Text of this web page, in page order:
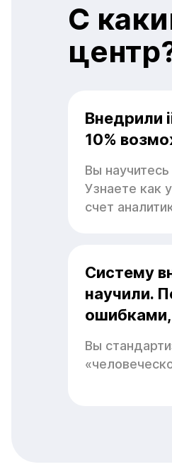
С
Внедрили
10%
Вы
Узнаете как
счет
Систему
научили.
ошибками,
Вы